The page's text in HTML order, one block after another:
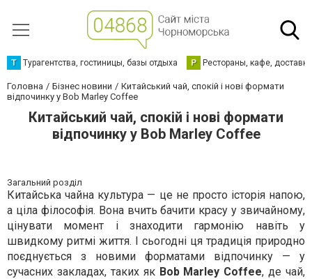
Т Турагентства, гостиницы, базы отдыха Р Рестораны, кафе,
Головна Бізнес новини
Китайський чай, спокій і нові формати
відпочинку у Bob Marley Coffee
Китайський чай, спокій і нові формати
відпочинку у Bob Marley Coffee
Загальний розділ
Китайська чайна культура — це не просто історія напою,
а ціла філософія. Вона вчить бачити красу у звичайному,
цінувати момент і знаходити гармонію навіть у
швидкому ритмі життя. І сьогодні ця традиція природно
поєднується з новими форматами відпочинку — у
сучасних закладах, таких як Bob Marley Coffee, де чай,